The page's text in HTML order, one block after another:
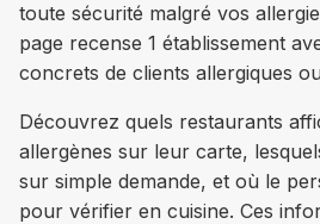
toute sécurité malgré vos
page recense 1 établissement
concrets de clients allergiques
Découvrez quels restaurants
allergènes sur leur carte,
sur simple demande, et où le
pour vérifier en cuisine. Ces